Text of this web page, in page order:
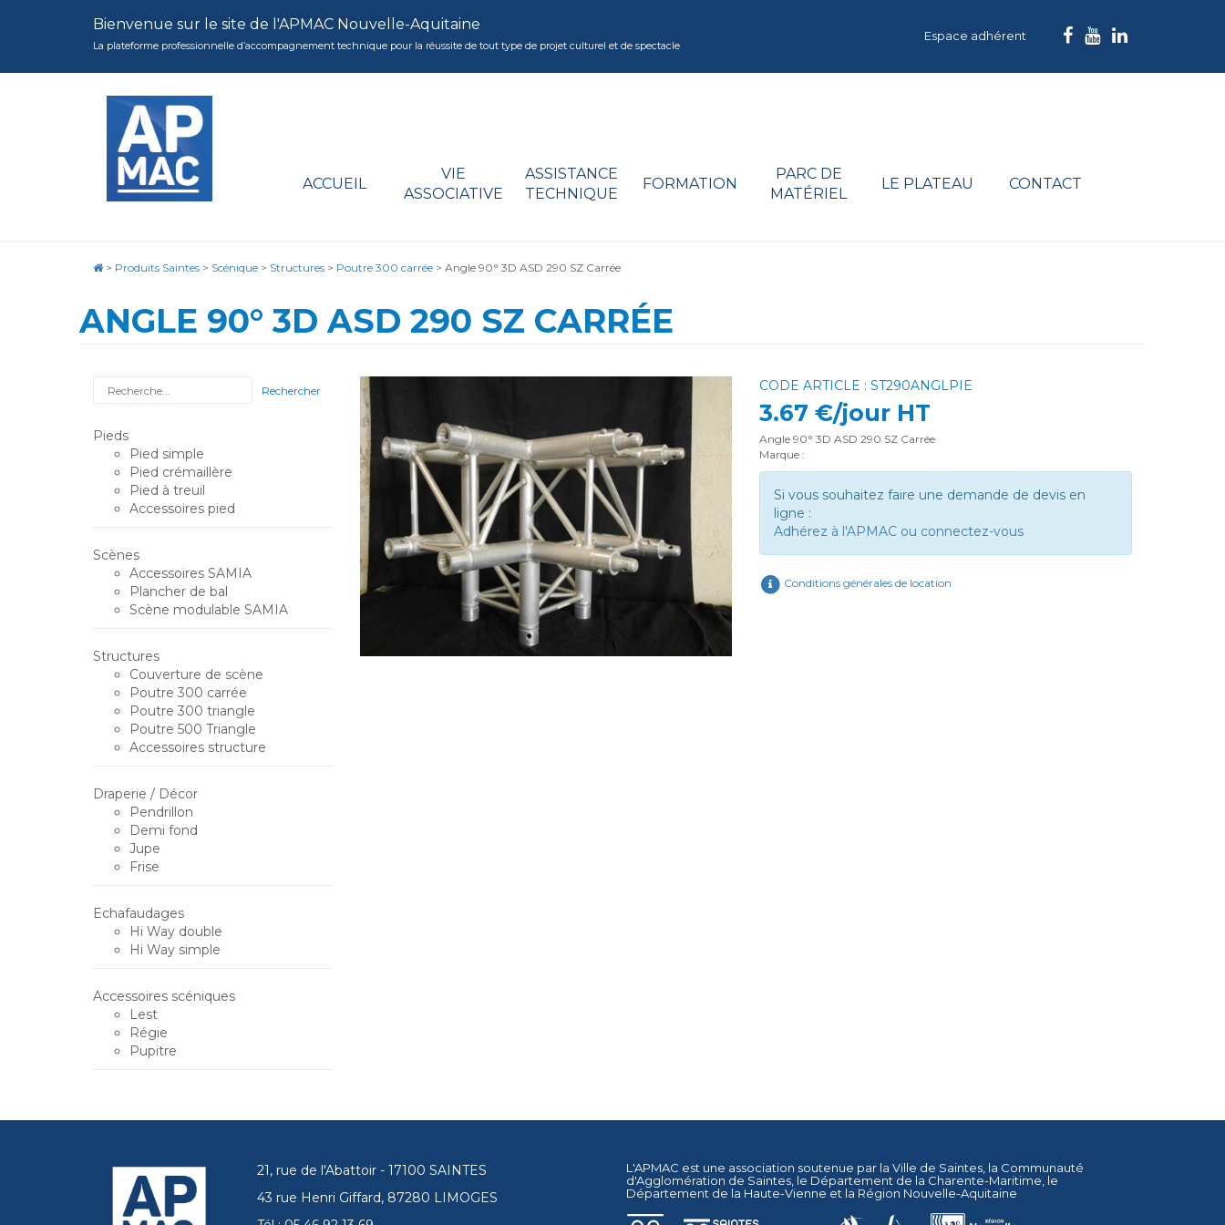
Bienvenue sur le site de l'APMAC Nouvelle-Aquitaine
La plateforme professionnelle d’accompagnement technique pour la réussite de tout type de projet culturel et de spectacle
Espace adhérent
ACCUEIL
VIE
ASSOCIATIVE
ASSISTANCE
TECHNIQUE
FORMATION
PARC DE
MATÉRIEL
LE PLATEAU CONTACT
> Produits Saintes > Scénique > Structures > Poutre 300 carrée > Angle 90° 3D ASD 290 SZ Carrée
ANGLE 90° 3D ASD 290 SZ CARRÉE
CODE ARTICLE : ST290ANGLPIE
3.67 €/jour HT
Angle 90° 3D ASD 290 SZ Carrée
Marque :
Si vous souhaitez faire une demande de devis en
ligne :
Adhérez à l'APMAC ou connectez-vous
Conditions générales de location
Rechercher
Pieds
Pied simple
Pied crémaillère
Pied à treuil
Accessoires pied
Scènes
Accessoires SAMIA
Plancher de bal
Scène modulable SAMIA
Structures
Couverture de scène
Poutre 300 carrée
Poutre 300 triangle
Poutre 500 Triangle
Accessoires structure
Draperie / Décor
Pendrillon
Demi fond
Jupe
Frise
Echafaudages
Hi Way double
Hi Way simple
Accessoires scéniques
Lest
Régie
Pupitre
21, rue de l'Abattoir - 17100 SAINTES
43 rue Henri Giffard, 87280 LIMOGES
L'APMAC est une association soutenue par la Ville de Saintes , la Communauté
d'Agglomération de Saintes , le Département de la Charente-Maritime , le
Département de la Haute-Vienne et la Région Nouvelle-Aquitaine